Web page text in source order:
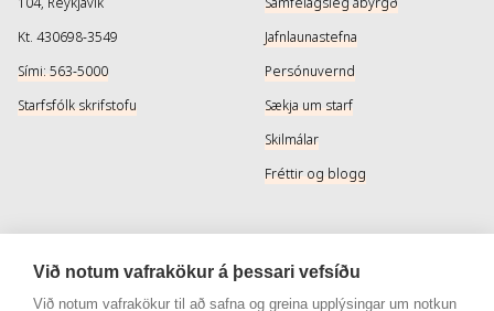
Kt. 430698-3549
Sími: 563-5000
Starfsfólk skrifstofu
Jafnlaunastefna
Persónuvernd
Sækja um starf
Skilmálar
Fréttir og blogg
Þjónusta
Afhendingarmöguleikar
Samfélagsmiðlar
Instagram
Við notum vafrakökur á þessari vefsíðu
Við notum vafrakökur til að safna og greina upplýsingar um notkun